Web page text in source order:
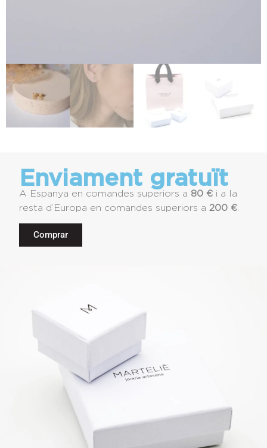
Enviament gratuït
A Espanya en comandes superiors a 80 € i a la
resta d’Europa en comandes superiors a 200 €
Comprar